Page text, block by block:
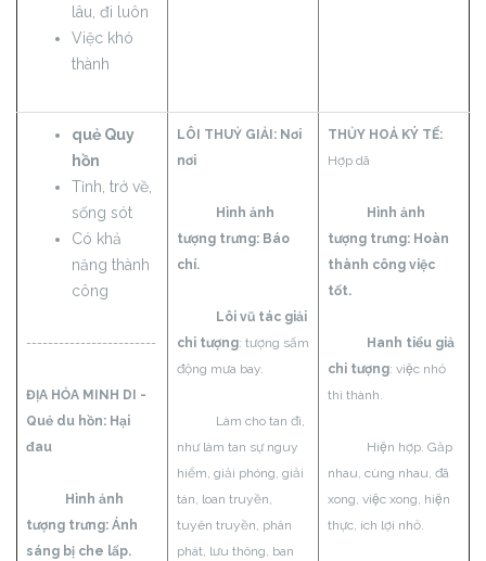
lâu, đi luôn
Việc khó
thành
quẻ Quy
hồn
Tỉnh, trở về,
sống sót
Có khả
năng thành
công
------------------------
ĐỊA HỎA MINH DI -
Quẻ du hồn: Hại
đau
Hình ảnh
tượng trưng: Ánh
sáng bị che lấp.
LÔI THUỶ GIẢI: Nơi
nơi
Hình ảnh
tượng trưng: Báo
chí.
Lôi vũ tác giải
chi tượng: tượng sấm
động mưa bay.
Làm cho tan đi,
như làm tan sự nguy
hiểm, giải phóng, giải
tán, loan truyền,
tuyên truyền, phân
phát, lưu thông, ban
THỦY HOẢ KÝ TẾ:
Hợp dã
Hình ảnh
tượng trưng: Hoàn
thành công việc
tốt.
Hanh tiểu giả
chi tượng: việc nhỏ
thì thành.
Hiện hợp. Gặp
nhau, cùng nhau, đã
xong, việc xong, hiện
thực, ích lợi nhỏ.